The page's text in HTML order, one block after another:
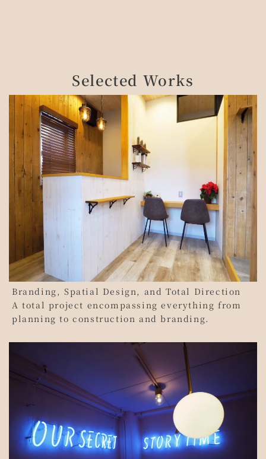
Selected Works
Branding, Spatial Design, and Total Direction
A total project encompassing everything from
planning to construction and branding.